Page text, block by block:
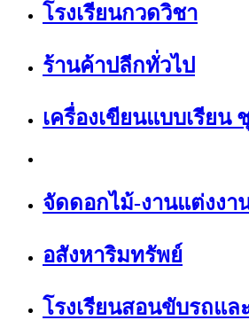
โรงเรียนกวดวิชา
ร้านค้าปลีกทั่วไป
เครื่องเขียนแบบเรียน
จัดดอกไม้-งานแต่งงา
อสังหาริมทรัพย์
โรงเรียนสอนขับรถแล